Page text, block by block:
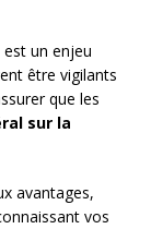
est un enjeu
être vigilants
que les
sur la
avantages,
vos